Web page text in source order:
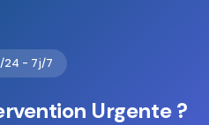
domestiques ou
24 - 7j/7
Urgente ?